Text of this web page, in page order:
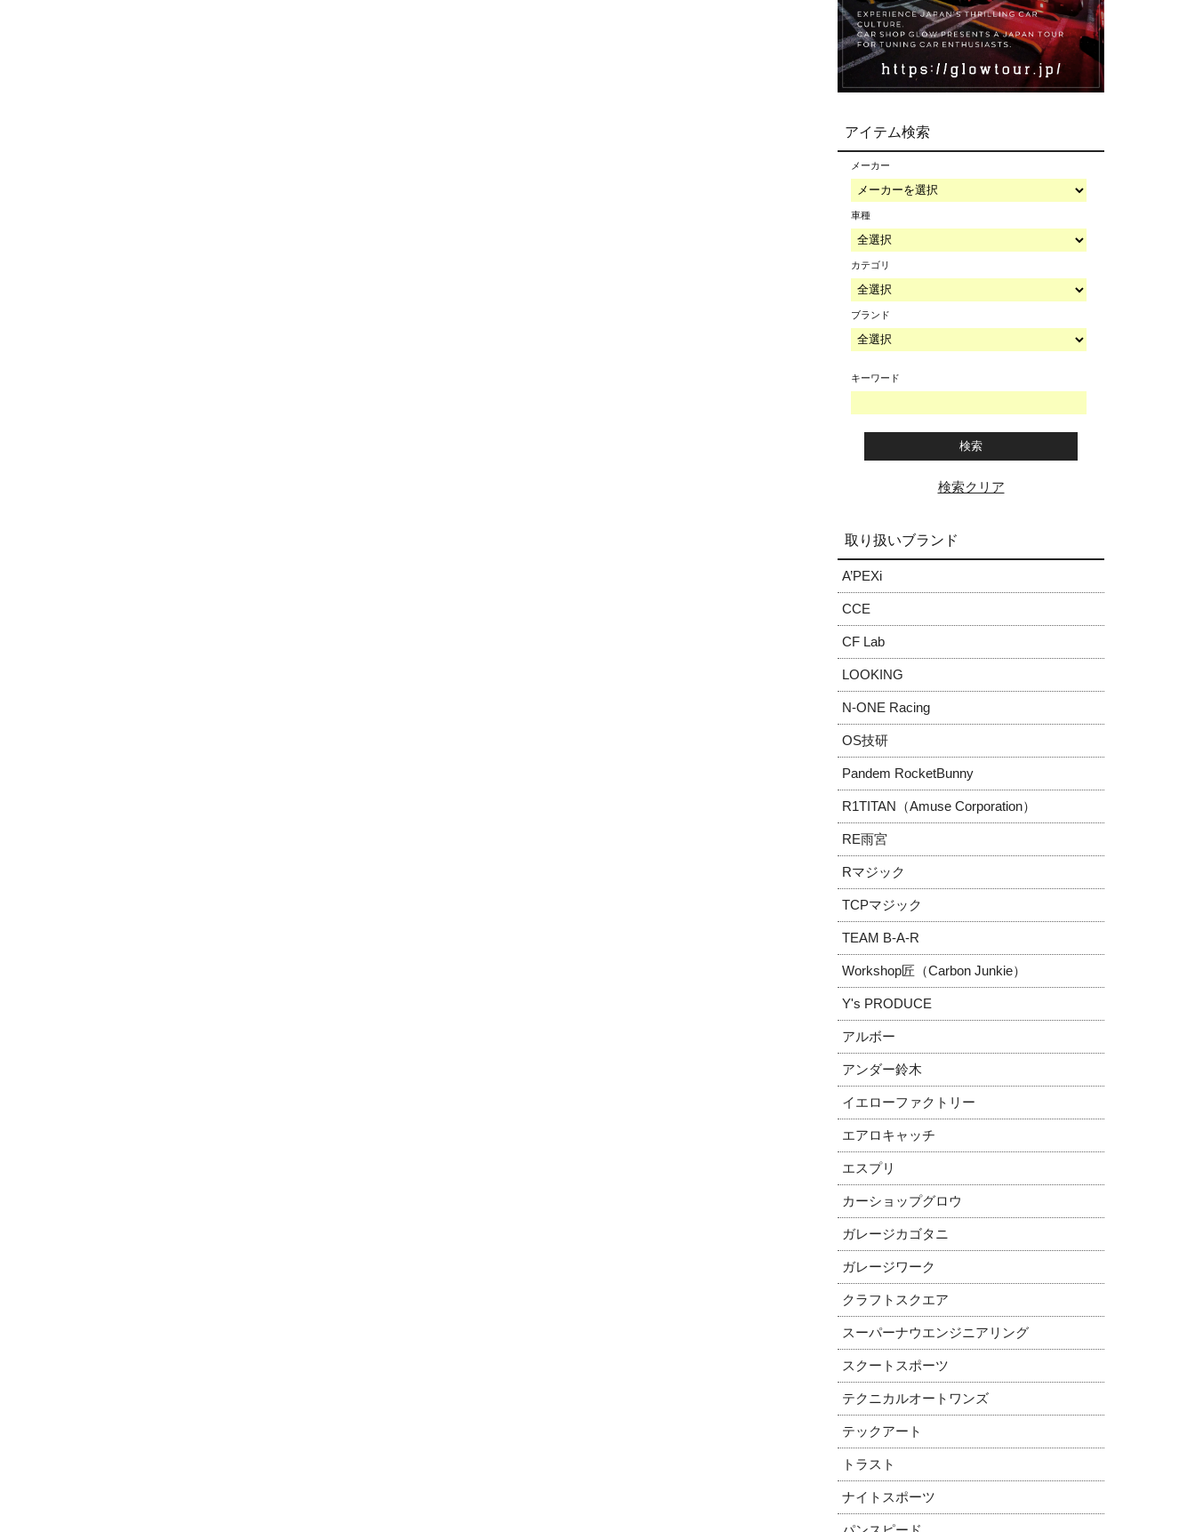
アイテム検索
メーカー
車種
カテゴリ
ブランド
キーワード
検索クリア
取り扱いブランド
A’PEXi
CCE
CF Lab
LOOKING
N-ONE Racing
OS技研
Pandem RocketBunny
R1TITAN（Amuse Corporation）
RE雨宮
Rマジック
TCPマジック
TEAM B-A-R
Workshop匠（Carbon Junkie）
Y's PRODUCE
アルボー
アンダー鈴木
イエローファクトリー
エアロキャッチ
エスプリ
カーショップグロウ
ガレージカゴタニ
ガレージワーク
クラフトスクエア
スーパーナウエンジニアリング
スクートスポーツ
テクニカルオートワンズ
テックアート
トラスト
ナイトスポーツ